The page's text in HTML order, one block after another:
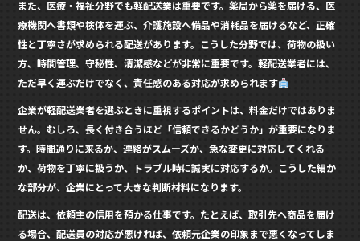
また、医療・福祉分野でも軽配送業は重要です。薬局から薬を届ける、医
療機関へ書類や検体を運ぶ、介護施設へ備品や消耗品を届けるなど、正確
性と丁寧さが求められる配送があります。こうした分野では、荷物の扱い
方、時間管理、守秘性、清潔感などが非常に重要です。軽配送業者には、
ただ早く運ぶだけでなく、責任感のある対応が求められます
企業が軽配送業者を選ぶときに重視するポイントは、料金だけではありま
せん。むしろ、長く付き合うほど「信頼できるかどうか」が重要になりま
す。時間通りに来るか、連絡がスムーズか、急な変更に対応してくれる
か、荷物を丁寧に扱うか、トラブル時に誠実に対応するか。こうした細か
な部分が、企業にとって大きな判断材料になります。
配送は、依頼主の信用を預かる仕事です。たとえば、取引先へ商品を届け
る場合、配送員の対応が悪ければ、依頼元企業の印象まで悪くなってしま